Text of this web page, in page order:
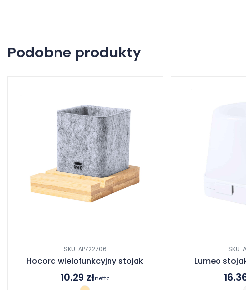
Podobne produkty
SKU: AP722706
Hocora wielofunkcyjny stojak
10.29 złnetto
SKU:
Lumeo